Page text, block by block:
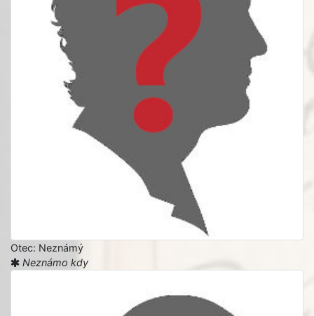
Otec: Neznámý
Neznámo kdy